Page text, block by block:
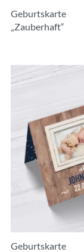
Geburtskarte
„Zauberhaft“
Geburtskarte